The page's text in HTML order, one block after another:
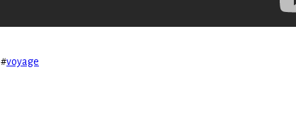
#voyage